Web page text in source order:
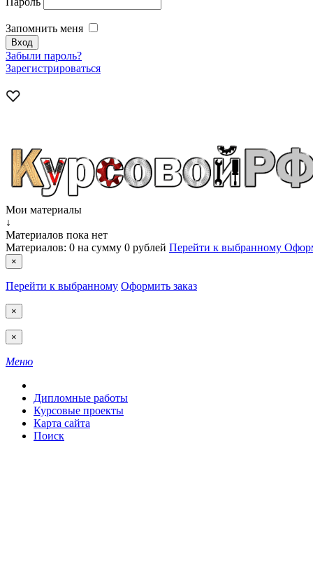
Запомнить меня
Забыли пароль?
Зарегистрироваться
Мои материалы
↓
Материалов пока нет
Материалов: 0 на сумму 0 рублей Перейти к выбранному
×
Перейти к выбранному Оформить заказ
×
×
Меню
Дипломные работы
Курсовые проекты
Карта сайта
Поиск